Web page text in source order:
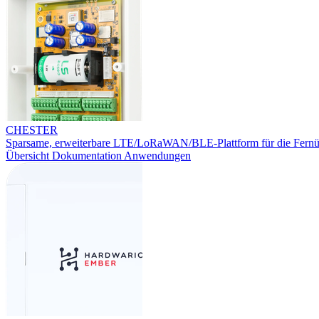
CHESTER
Sparsame, erweiterbare LTE/LoRaWAN/BLE-Plattform für die
Übersicht Dokumentation Anwendungen